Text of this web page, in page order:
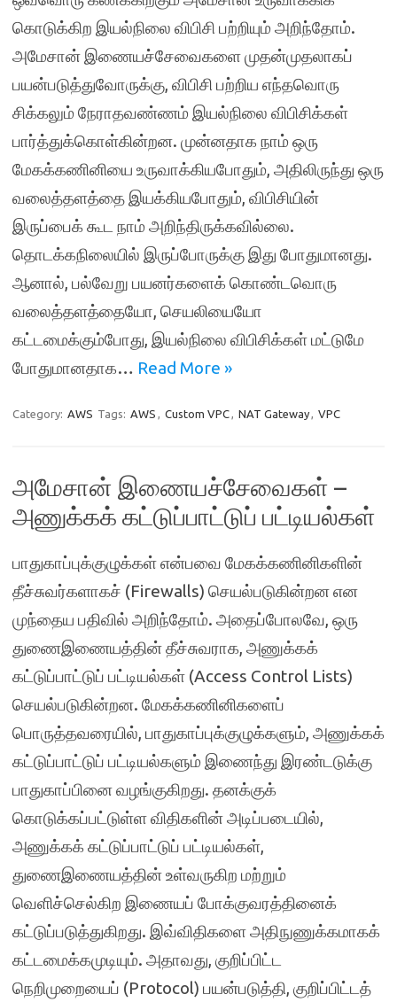
கொடுக்கிற இயல்நிலை விபிசி பற்றியும் அறிந்தோம்.
அமேசான் இணையச்சேவைகளை முதன்முதலாகப்
பயன்படுத்துவோருக்கு, விபிசி பற்றிய எந்தவொரு
சிக்கலும் நேராதவண்ணம் இயல்நிலை விபிசிக்கள்
பார்த்துக்கொள்கின்றன. முன்னதாக நாம் ஒரு
மேகக்கணினியை உருவாக்கியபோதும், அதிலிருந்து ஒரு
வலைத்தளத்தை இயக்கியபோதும், விபிசியின்
இருப்பைக் கூட நாம் அறிந்திருக்கவில்லை.
தொடக்கநிலையில் இருப்போருக்கு இது போதுமானது.
ஆனால், பல்வேறு பயனர்களைக் கொண்டவொரு
வலைத்தளத்தையோ, செயலியையோ
கட்டமைக்கும்போது, இயல்நிலை விபிசிக்கள் மட்டுமே
போதுமானதாக… Read More »
Category: AWS Tags: AWS , Custom VPC, NAT Gateway, VPC
அமேசான் இணையச்சேவைகள் –
அணுக்கக் கட்டுப்பாட்டுப் பட்டியல்கள்
பாதுகாப்புக்குழுக்கள் என்பவை மேகக்கணினிகளின்
தீச்சுவர்களாகச் (Firewalls) செயல்படுகின்றன என
முந்தைய பதிவில் அறிந்தோம். அதைப்போலவே, ஒரு
துணைஇணையத்தின் தீச்சுவராக, அணுக்கக்
கட்டுப்பாட்டுப் பட்டியல்கள் (Access Control Lists)
செயல்படுகின்றன. மேகக்கணினிகளைப்
பொருத்தவரையில், பாதுகாப்புக்குழுக்களும், அணுக்கக்
கட்டுப்பாட்டுப் பட்டியல்களும் இணைந்து இரண்டடுக்கு
பாதுகாப்பினை வழங்குகிறது. தனக்குக்
கொடுக்கப்பட்டுள்ள விதிகளின் அடிப்படையில்,
அணுக்கக் கட்டுப்பாட்டுப் பட்டியல்கள்,
துணைஇணையத்தின் உள்வருகிற மற்றும்
வெளிச்செல்கிற இணையப் போக்குவரத்தினைக்
கட்டுப்படுத்துகிறது. இவ்விதிகளை அதிநுணுக்கமாகக்
கட்டமைக்கமுடியும். அதாவது, குறிப்பிட்ட
நெறிமுறையைப் (Protocol) பயன்படுத்தி, குறிப்பிட்டத்